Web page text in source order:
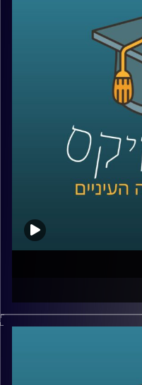
על הקשר בין
של הבנקים
התמונה הבעייתית
העוני העולמי.
השפעה
יכול
ערך עליון